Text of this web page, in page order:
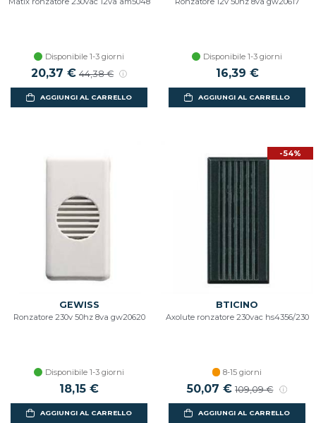
Disponibile 1-3 giorni
Prezzo scontato
20,37 € Prezzo di listino
44,38 €
AGGIUNGI AL CARRELLO
Disponibile 1-3 giorni
16,39 €
AGGIUNGI AL CARRELLO
GEWISS
Ronzatore 230v 50hz 8va gw20620
Disponibile 1-3 giorni
18,15 €
AGGIUNGI AL CARRELLO
-54%
BTICINO
Axolute ronzatore 230vac hs4356/230
8-15 giorni
Prezzo scontato
50,07 € Prezzo di listino
109,09 €
AGGIUNGI AL CARRELLO